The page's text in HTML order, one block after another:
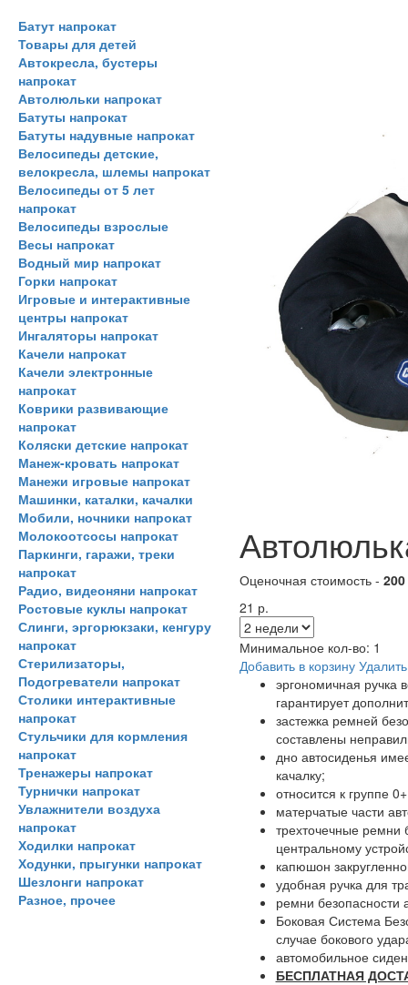
Батут напрокат
Товары для детей
Автокресла, бустеры
напрокат
Автолюльки напрокат
Батуты напрокат
Батуты надувные напрокат
Велосипеды детские,
велокресла, шлемы напрокат
Велосипеды от 5 лет
напрокат
Велосипеды взрослые
Весы напрокат
Водный мир напрокат
Горки напрокат
Игровые и интерактивные
центры напрокат
Ингаляторы напрокат
Качели напрокат
Качели электронные
напрокат
Коврики развивающие
напрокат
Коляски детские напрокат
Манеж-кровать напрокат
Манежи игровые напрокат
Машинки, каталки, качалки
Мобили, ночники напрокат
Молокоотсосы напрокат
Паркинги, гаражи, треки
напрокат
Радио, видеоняни напрокат
Ростовые куклы напрокат
Слинги, эргорюкзаки, кенгуру
напрокат
Стерилизаторы,
Подогреватели напрокат
Столики интерактивные
напрокат
Стульчики для кормления
напрокат
Тренажеры напрокат
Турнички напрокат
Увлажнители воздуха
напрокат
Ходилки напрокат
Ходунки, прыгунки напрокат
Шезлонги напрокат
Разное, прочее
Оценочная стоимость -
21 р.
Минимальное кол-во: 1
Добавить в корзину
эргономичная ручка
гарантирует
застежка ремней
составлены
дно автосиденья
качалку;
относится к группе
матерчатые части
трехточечные ремни
центральному
капюшон
удобная ручка для
ремни безопасности
Боковая Система
случае бокового
автомобильное
БЕСПЛАТНАЯ